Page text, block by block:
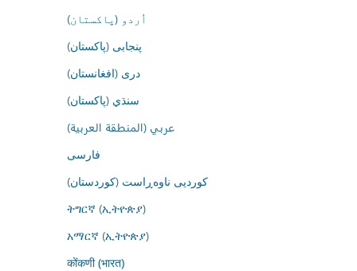
اُردو (پاکستان)
پنجابی (پاکستان)
درى (افغانستان)
سنڌي (پاکستان)
عربي (المنطقة العربية)
فارسى
کوردیی ناوەڕاست (کوردستان)
ትግርኛ (ኢትዮጵያ)
አማርኛ (ኢትዮጵያ)
कोंकणी (भारत)